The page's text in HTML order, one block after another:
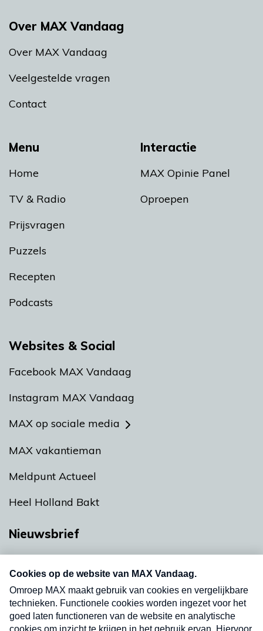
Menu
Home
TV & Radio
Prijsvragen
Puzzels
Recepten
Podcasts
Interactie
MAX Opinie Panel
Oproepen
Over MAX Vandaag
Over MAX Vandaag
Veelgestelde vragen
Contact
Websites & Social
Facebook MAX Vandaag
Instagram MAX Vandaag
MAX op sociale media
MAX vakantieman
Meldpunt Actueel
Heel Holland Bakt
Nieuwsbrief
nieuwsbrief. Elke vrijdag- en dinsdagochtend in
uw mailbox.
Verzend